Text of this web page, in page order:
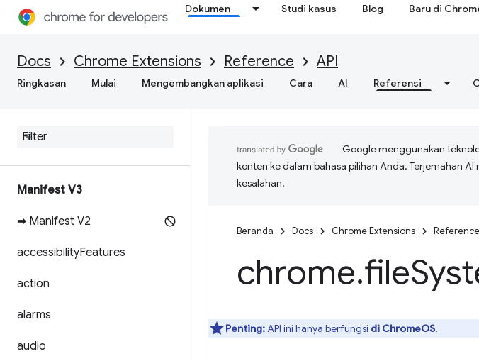
Dokumen Studi kasus Blog Baru di
Docs Chrome Extensions Reference API
Ringkasan Mulai Mengembangkan aplikasi Cara AI Referensi
Manifest V3
➡ Manifest V2
accessibilityFeatures
action
alarms
audio
Google menggunakan
konten ke dalam bahasa pilihan Anda. Terjemahan
kesalahan.
Beranda Docs Chrome Extensions Reference
chrome.file
Penting:API ini hanya berfungsi di ChromeOS.